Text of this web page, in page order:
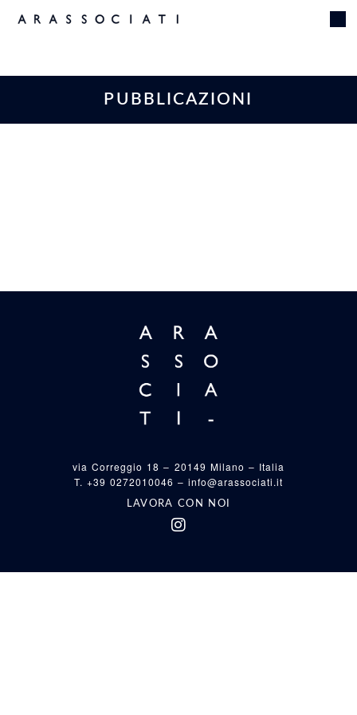
PUBBLICAZIONI
via Correggio 18 – 20149 Milano – Italia
T. +39 0272010046 –info@arassociati.it
LAVORA CON NOI